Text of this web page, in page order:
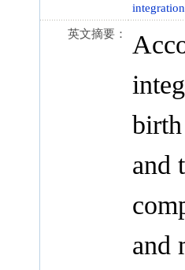
integration
英文摘要：
and
and